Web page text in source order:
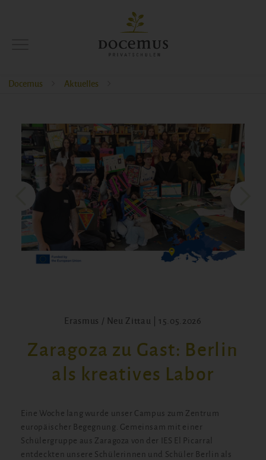
Docemus Aktuelles
Erasmus / Neu Zittau | 15.05.2026
Zaragoza zu Gast: Berlin
als kreatives Labor
Eine Woche lang wurde unser Campus zum Zentrum
europäischer Begegnung. Gemeinsam mit einer
Schülergruppe aus Zaragoza von der IES El Picarral
entdeckten unsere Schülerinnen und Schüler Berlin als